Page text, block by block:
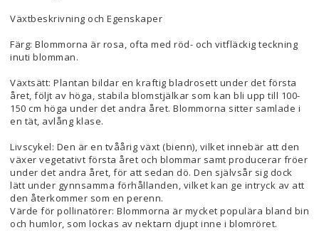
Växtbeskrivning och Egenskaper
Färg: Blommorna är rosa, ofta med röd- och vitfläckig teckning
inuti blomman.
Växtsätt: Plantan bildar en kraftig bladrosett under det första
året, följt av höga, stabila blomstjälkar som kan bli upp till 100-
150 cm höga under det andra året. Blommorna sitter samlade i
en tät, avlång klase.
Livscykel: Den är en tvåårig växt (bienn), vilket innebär att den
växer vegetativt första året och blommar samt producerar fröer
under det andra året, för att sedan dö. Den självsår sig dock
lätt under gynnsamma förhållanden, vilket kan ge intryck av att
den återkommer som en perenn.
Värde för pollinatörer: Blommorna är mycket populära bland bin
och humlor, som lockas av nektarn djupt inne i blomröret.